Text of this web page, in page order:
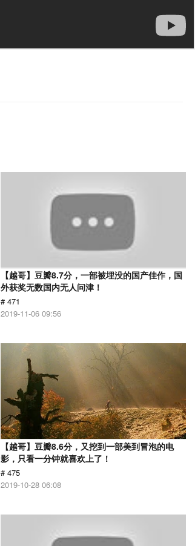
【越哥】豆瓣8.7分，一部被埋没的国产佳作，国
外获奖无数国内无人问津！
# 471
2019-11-06 09:56
【越哥】豆瓣8.6分，又挖到一部美到冒泡的电
影，只看一分钟就喜欢上了！
# 475
2019-10-28 06:08